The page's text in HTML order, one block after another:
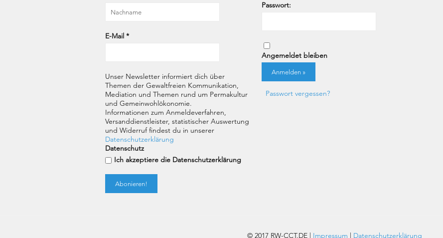
E-Mail*
Unser Newsletter informiert dich über
Themen der Gewaltfreien Kommunikation,
Mediation und Themen rund um Permakultur
und Gemeinwohlökonomie.
Informationen zum Anmeldeverfahren,
Versanddienstleister, statistischer Auswertung
und Widerruf findest du in unserer
Datenschutzerklärung
Datenschutz
Ich akzeptiere die Datenschutzerklärung
Passwort:
Angemeldet bleiben
Passwort vergessen?
© 2017 RW-CCT.DE | Impressum | Datenschutzerklärung